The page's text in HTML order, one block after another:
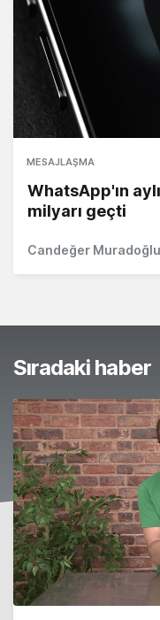
MESAJLAŞMA
WhatsApp'ın
milyarı geçti
Candeğer Muradoğlu
Sıradaki haber